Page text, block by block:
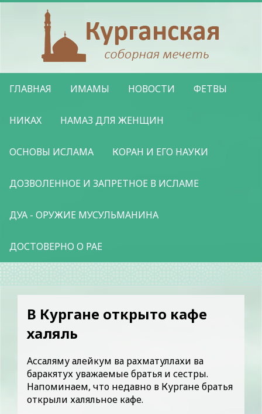
ГЛАВНАЯ ИМАМЫ НОВОСТИ ФЕТВЫ
НИКАХ НАМАЗ ДЛЯ ЖЕНЩИН
ОСНОВЫ ИСЛАМА КОРАН И ЕГО НАУКИ
ДОЗВОЛЕННОЕ И ЗАПРЕТНОЕ В ИСЛАМЕ
ДУА - ОРУЖИЕ МУСУЛЬМАНИНА
ДОСТОВЕРНО О РАЕ
В Кургане открыто кафе
халяль
Ассаляму алейкум ва рахматуллахи ва
баракятух уважаемые братья и сестры.
Напоминаем, что недавно в Кургане братья
открыли халяльное кафе.